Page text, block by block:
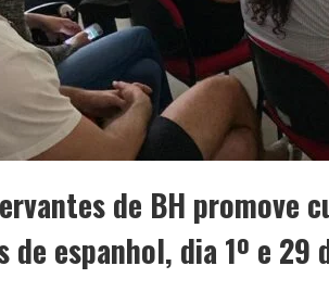
de BH promove
de espanhol, dia 1º e 29